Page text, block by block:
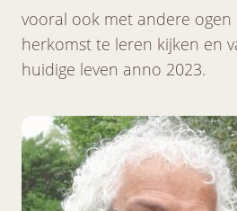
vooral ook met andere ogen
herkomst te leren kijken en
huidige leven anno 2023.